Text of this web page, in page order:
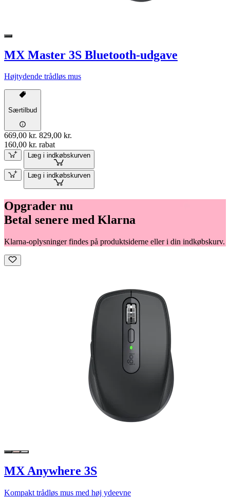
MX Master 3S Bluetooth-udgave
Højtydende trådløs mus
Særtilbud
669,00 kr. 829,00 kr.
160,00 kr. rabat
Læg i indkøbskurven
Læg i indkøbskurven
Opgrader nu
Betal senere med Klarna
Klarna-oplysninger findes på produktsiderne eller i din indkøbskurv.
MX Anywhere 3S
Kompakt trådløs mus med høj ydeevne